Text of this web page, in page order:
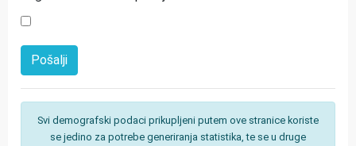
Svi demografski podaci prikupljeni putem ove stranice koriste
se jedino za potrebe generiranja statistika, te se u druge